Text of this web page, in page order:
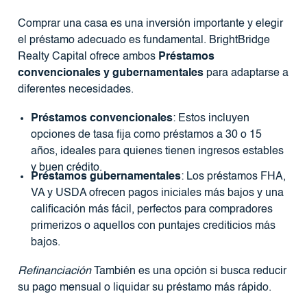
Comprar una casa es una inversión importante y elegir
el préstamo adecuado es fundamental. BrightBridge
Realty Capital ofrece ambos Préstamos
convencionales y gubernamentalespara adaptarse a
diferentes necesidades.
Préstamos convencionales: Estos incluyen
opciones de tasa fija como préstamos a 30 o 15
años, ideales para quienes tienen ingresos estables
y buen crédito.
Préstamos gubernamentales: Los préstamos FHA,
VA y USDA ofrecen pagos iniciales más bajos y una
calificación más fácil, perfectos para compradores
primerizos o aquellos con puntajes crediticios más
bajos.
RefinanciaciónTambién es una opción si busca reducir
su pago mensual o liquidar su préstamo más rápido.